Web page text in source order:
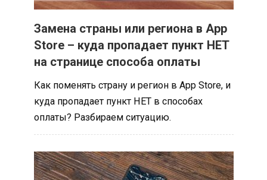
Замена страны или региона в App
Store – куда пропадает пункт НЕТ
на странице способа оплаты
Как поменять страну и регион в App Store, и
куда пропадает пункт НЕТ в способах
оплаты? Разбираем ситуацию.